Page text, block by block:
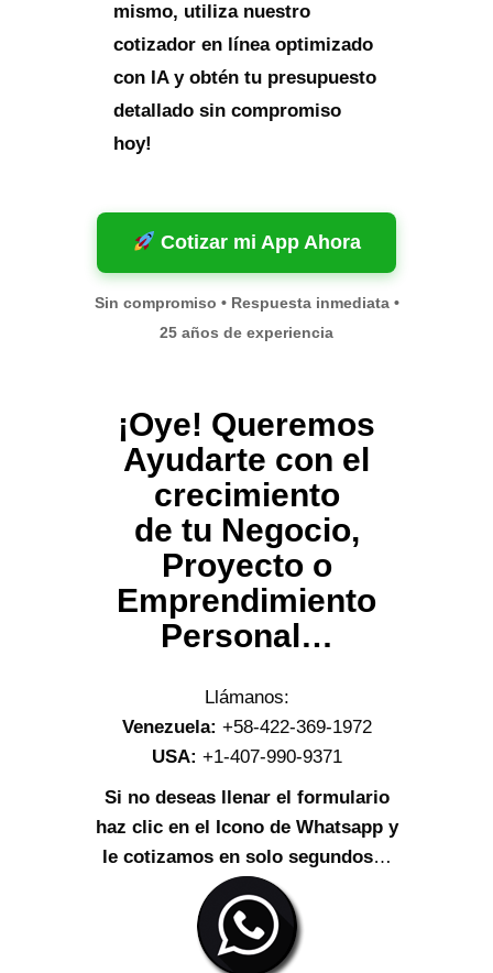
mismo, utiliza nuestro
cotizador en línea optimizado
con IA y obtén tu presupuesto
detallado sin compromiso
hoy!
Cotizar mi App Ahora
Sin compromiso • Respuesta inmediata •
25 años de experiencia
¡Oye! Queremos
Ayudarte con el
crecimiento
de tu Negocio,
Proyecto o
Emprendimiento
Personal…
Llámanos:
Venezuela: +58-422-369-1972
USA: +1-407-990-9371
Si no deseas llenar el formulario
haz clic en el Icono de Whatsapp y
le cotizamos en solo segundos…